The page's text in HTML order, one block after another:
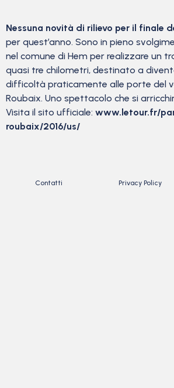
Nessuna novità di rilievo per il finale
per quest’anno. Sono in pieno
nel comune di Hem per realizzare un
quasi tre chilometri, destinato a
difficoltà praticamente alle porte del
Roubaix. Uno spettacolo che si
Visita il sito ufficiale: www.letour.fr/
roubaix/2016/us/
Contatti Privacy Policy